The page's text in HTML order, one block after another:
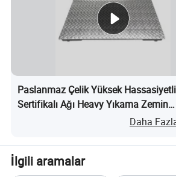
Arkadan aydınlatmalı > 1 inç LCD ekran
Ağırlık birimleri lb/kg
> Brüt/Dare/Ön Ayar/Sıfır/Baskı
> Güç tasarrufu modu
%100 manuel sıfır aralığı ayarı
Farklı coğrafi konumlara göre yerçekimini
Uzak ekrana bağlanır
> OPTIMA yazıcılara bağlanır
Paslanmaz Çelik Yüksek Hassasiyetli
Sertifikalı Ağı Heavy Yıkama Zemin
Daha
İlgili aramalar